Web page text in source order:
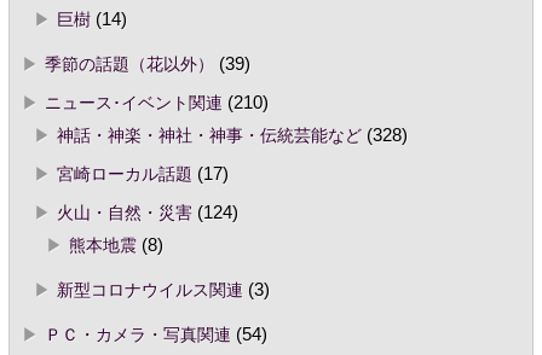
巨樹(14)
季節の話題（花以外）
(39)
ニュース･イベント関連 (210)
神話・神楽・神社・神事・伝統芸能など(328)
宮崎ローカル話題 (17)
火山・自然・災害(124)
熊本地震(8)
新型コロナウイルス関連 (3)
ＰＣ・カメラ・写真関連 (54)